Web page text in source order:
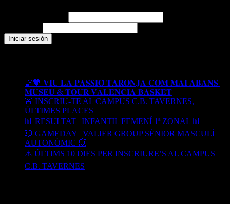
🏀🧡 𝐕𝐈𝐔 𝐋𝐀 𝐏𝐀𝐒𝐒𝐈𝐎́ 𝐓𝐀𝐑𝐎𝐍𝐉𝐀 𝐂𝐎𝐌 𝐌𝐀𝐈 𝐀𝐁𝐀𝐍𝐒 |
𝐌𝐔𝐒𝐄𝐔 & 𝐓𝐎𝐔𝐑 𝐕𝐀𝐋𝐄𝐍𝐂𝐈𝐀 𝐁𝐀𝐒𝐊𝐄𝐓
🚨 INSCRIU-TE AL CAMPUS C.B. TAVERNES,
ÚLTIMES PLACES
📊 RESULTAT | INFANTIL FEMENÍ 1ª ZONAL 📊
💥 GAMEDAY | VALIER GROUP SÈNIOR MASCULÍ
AUTONÒMIC 💥
⚠️ ÚLTIMS 10 DIES PER INSCRIURE’S AL CAMPUS
C.B. TAVERNES